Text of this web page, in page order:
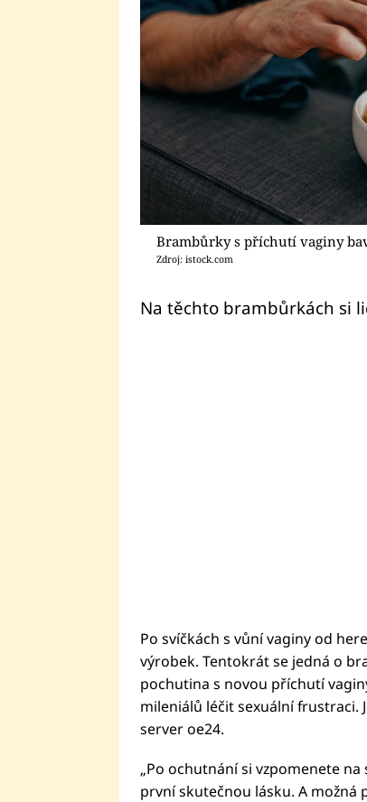
Brambůrky s příchutí vaginy
Zdroj: istock.com
Na těchto brambůrkách si
Po svíčkách s vůní vaginy od
výrobek. Tentokrát se jedná o
pochutina s novou příchutí
mileniálů léčit sexuální frustraci.
server oe24.
„Po ochutnání si vzpomenete
první skutečnou lásku. A možná